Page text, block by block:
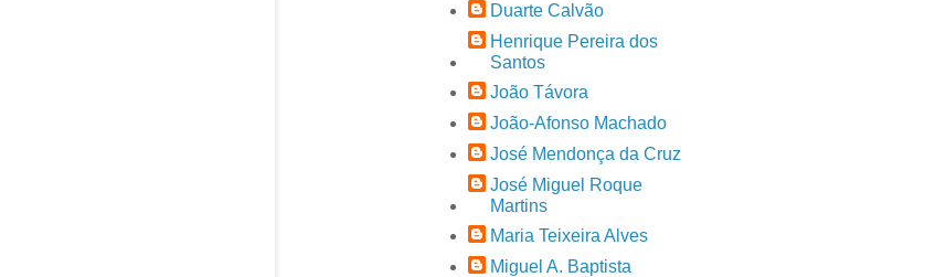
Duarte Calvão
Henrique Pereira dos
Santos
João Távora
João-Afonso Machado
José Mendonça da Cruz
José Miguel Roque
Martins
Maria Teixeira Alves
Miguel A. Baptista